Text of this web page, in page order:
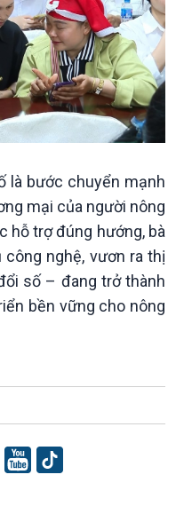
Magazine
là bước chuyển mạnh
mại của người nông
hỗ trợ đúng hướng, bà
nghệ, vươn ra thị
số – đang trở thành
bền vững cho nông